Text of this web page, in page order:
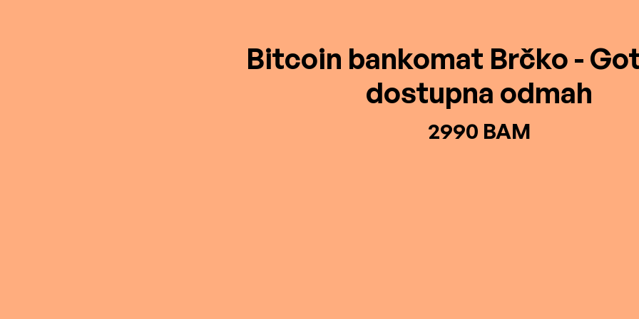
Bitcoin bankomat Brčko -
dostupna odmah
2990 BAM